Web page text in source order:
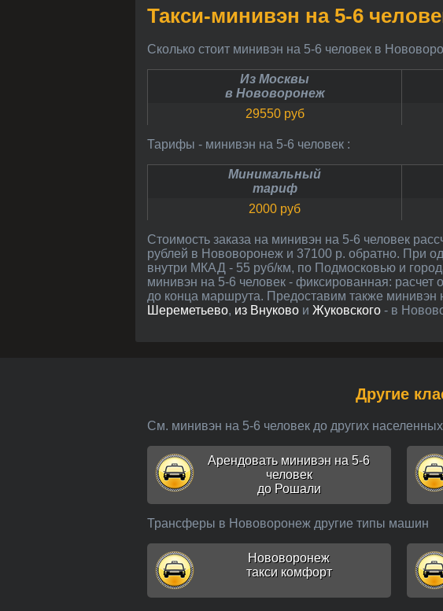
Такси-минивэн на 5-6
Сколько стоит минивэн на 5-6 человек в
Из Москвы
в Нововоронеж
29550 руб
Тарифы - минивэн на 5-6 человек :
Минимальный
тариф
2000 руб
Стоимость заказа на минивэн на 5-6 человек рассчитана между центрами Нововоронежа и Москвы (примерно 559 км): 29550
рублей в Нововоронеж и 37100 р. обратно. При
внутри МКАД - 55 руб/км, по Подмосковью и
минивэн на 5-6 человек - фиксированная:
до конца маршрута. Предоставим также минивэн
Шереметьево, из Внуково и Жуковского - в
Другие
См. минивэн на 5-6 человек до других
Арендовать минивэн на 5-6
человек
до Рошали
Трансферы в Нововоронеж другие типы машин
Нововоронеж
такси комфорт